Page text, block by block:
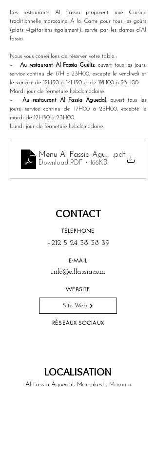
Les restaurants AI Fassia proposent une Cuisine
traditionnelle marocaine A la Carte pour tous les goûts
(plats végétariens également), servie par les dames d’Al
fassia.
Nous vous conseillons de réserver votre table :
– Au restaurant Al Fassia Guéliz, ouvert tous les jours,
service continu de 17H à 23H00, excepté le vendredi et
le samedi: de 12H30 à 14H30 et de 19H00 à 23H00.
Mardi jour de fermeture hebdomadaire.
– Au restaurant Al Fassia Aguedal , ouvert tous les
jours, service continu de 17H00 à 23H00, excepté le
mardi de 12H30 à 23H00.
Lundi jour de fermeture hebdomadaire.
Menu Al Fassia Aguedal.pdf
Download PDF • 166KB
TÉLEPHONE
+212 5 24 38 38 39
E-MAIL
info@alfassia.com
WEBSITE
Site Web
RÉSEAUX SOCIAUX
CONTACT
LOCALISATION
Al Fassia Aguedal, Marrakesh, Morocco